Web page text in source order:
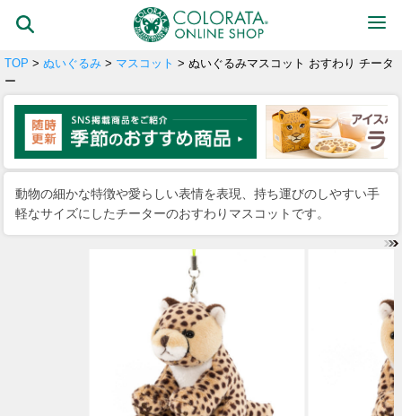
TOP > ぬいぐるみ > マスコット > ぬいぐるみマスコット おすわり チータ
ー
動物の細かな特徴や愛らしい表情を表現、持ち運びのしやすい手
軽なサイズにしたチーターのおすわりマスコットです。